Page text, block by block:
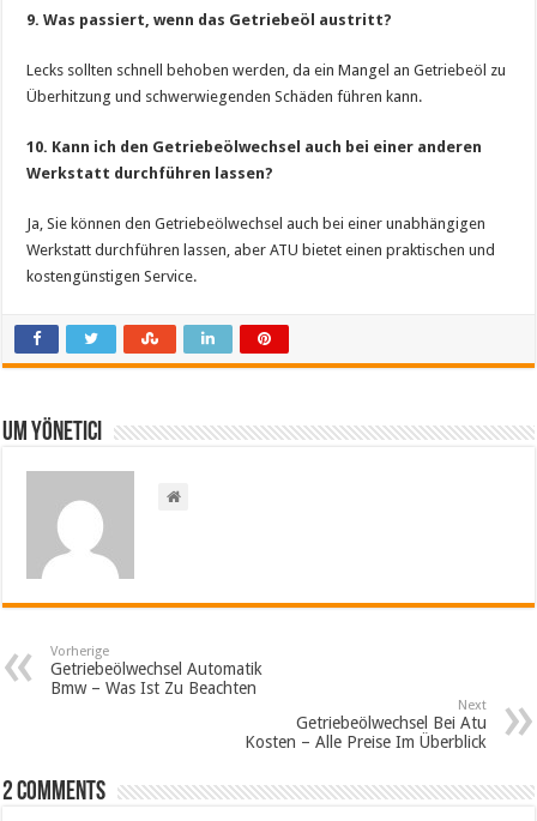
9. Was passiert, wenn das Getriebeöl austritt?
Lecks sollten schnell behoben werden, da ein Mangel an Getriebeöl zu
Überhitzung und schwerwiegenden Schäden führen kann.
10. Kann ich den Getriebeölwechsel auch bei einer anderen
Werkstatt durchführen lassen?
Ja, Sie können den Getriebeölwechsel auch bei einer unabhängigen
Werkstatt durchführen lassen, aber ATU bietet einen praktischen und
kostengünstigen Service.
Um yönetici
Vorherige
Getriebeölwechsel Automatik
Bmw – Was Ist Zu Beachten
Next
Getriebeölwechsel Bei Atu
Kosten – Alle Preise Im Überblick
2 comments